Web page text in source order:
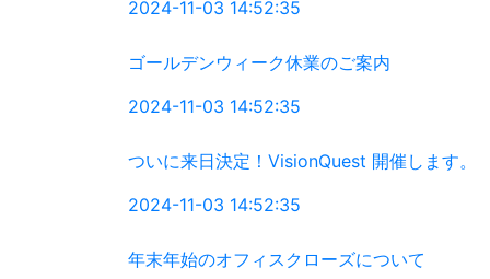
2024-11-03 14:52:35
ゴールデンウィーク休業のご案内
2024-11-03 14:52:35
ついに来日決定！VisionQuest 開催します。
2024-11-03 14:52:35
年末年始のオフィスクローズについて